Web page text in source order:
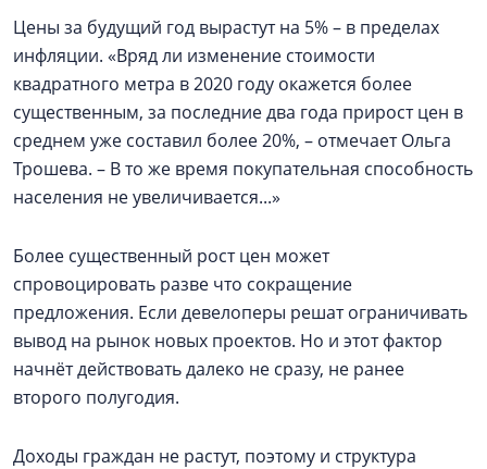
Цены за будущий год вырастут на 5% – в пределах
инфляции. «Вряд ли изменение стоимости
квадратного метра в 2020 году окажется более
существенным, за последние два года прирост цен в
среднем уже составил более 20%, – отмечает Ольга
Трошева. – В то же время покупательная способность
населения не увеличивается...»
Более существенный рост цен может
спровоцировать разве что сокращение
предложения. Если девелоперы решат ограничивать
вывод на рынок новых проектов. Но и этот фактор
начнёт действовать далеко не сразу, не ранее
второго полугодия.
Доходы граждан не растут, поэтому и структура